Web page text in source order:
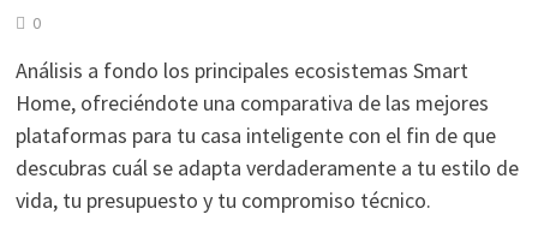
0
Análisis a fondo los principales ecosistemas Smart
Home, ofreciéndote una comparativa de las mejores
plataformas para tu casa inteligente con el fin de que
descubras cuál se adapta verdaderamente a tu estilo de
vida, tu presupuesto y tu compromiso técnico.